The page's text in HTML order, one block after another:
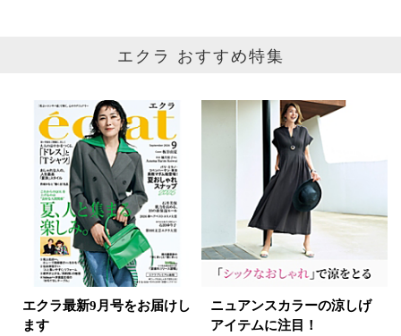
エクラ おすすめ特集
エクラ最新9月号をお届けし
ます
ニュアンスカラーの涼しげ
アイテムに注目！